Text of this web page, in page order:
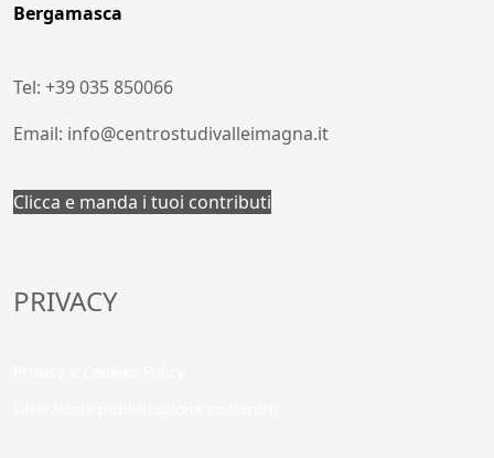
Bergamasca
Tel: +39 035 850066
Email: info@centrostudivalleimagna.it
Clicca e manda i tuoi contributi
PRIVACY